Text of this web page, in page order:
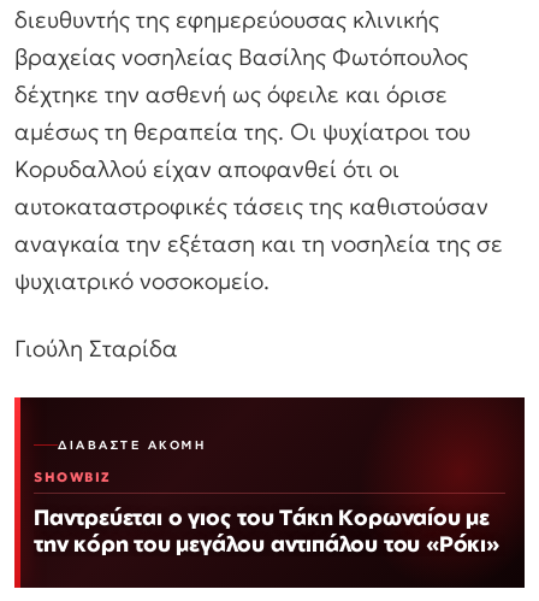
διευθυντής της εφημερεύουσας κλινικής
βραχείας νοσηλείας Βασίλης Φωτόπουλος
δέχτηκε την ασθενή ως όφειλε και όρισε
αμέσως τη θεραπεία της. Οι ψυχίατροι του
Κορυδαλλού είχαν αποφανθεί ότι οι
αυτοκαταστροφικές τάσεις της καθιστούσαν
αναγκαία την εξέταση και τη νοσηλεία της σε
ψυχιατρικό νοσοκομείο.
Γιούλη Σταρίδα
ΔΙΑΒΆΣΤΕ ΑΚΌΜΗ
SHOWBIZ
Παντρεύεται ο γιος του Τάκη Κορωναίου με
την κόρη του μεγάλου αντιπάλου του «Ρόκι»